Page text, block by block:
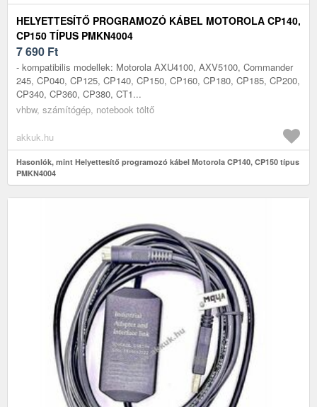
HELYETTESÍTŐ PROGRAMOZÓ KÁBEL MOTOROLA CP140,
CP150 TÍPUS PMKN4004
7 690 Ft
- kompatibilis modellek: Motorola AXU4100, AXV5100, Commander
245, CP040, CP125, CP140, CP150, CP160, CP180, CP185, CP200,
CP340, CP360, CP380, CT1...
vhbw, számítógép, notebook töltő
akkuk.hu
Hasonlók, mint Helyettesítő programozó kábel Motorola CP140, CP150 típus
PMKN4004